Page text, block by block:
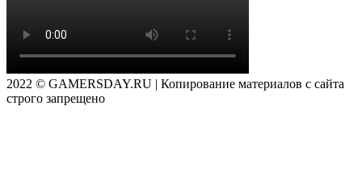
2022 © GAMERSDAY.RU | Копирование материалов с сайта
строго запрещено